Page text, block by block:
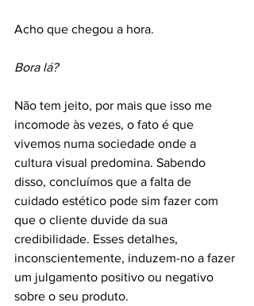
Acho que chegou a hora.
Bora lá?
Não tem jeito, por mais que isso me
incomode às vezes, o fato é que
vivemos numa sociedade onde a
cultura visual predomina. Sabendo
disso, concluímos que a falta de
cuidado estético pode sim fazer com
que o cliente duvide da sua
credibilidade. Esses detalhes,
inconscientemente, induzem-no a fazer
um julgamento positivo ou negativo
sobre o seu produto.